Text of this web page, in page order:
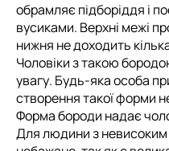
обрамляє підборіддя і
вусиками. Верхні межі
нижня не доходить
Чоловіки з такою
увагу. Будь-яка особа
створення такої форми
Форма бороди надає
Для людини з невисоким